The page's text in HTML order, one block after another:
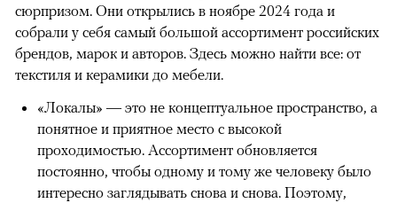
сюрпризом. Они открылись в ноябре 2024 года и
собрали у себя самый большой ассортимент российских
брендов, марок и авторов. Здесь можно найти все: от
текстиля и керамики до мебели.
«Локалы» — это не концептуальное пространство, а
понятное и приятное место с высокой
проходимостью. Ассортимент обновляется
постоянно, чтобы одному и тому же человеку было
интересно заглядывать снова и снова. Поэтому,